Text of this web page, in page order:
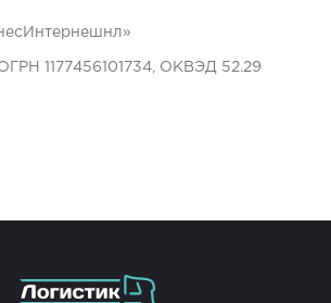
1177456101734, ОКВЭД 52.29